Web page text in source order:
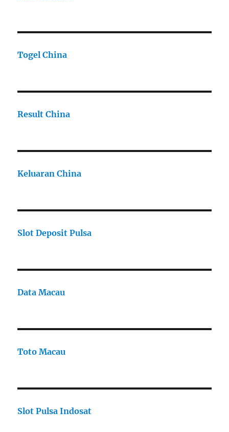
Togel China
Result China
Keluaran China
Slot Deposit Pulsa
Data Macau
Toto Macau
Slot Pulsa Indosat